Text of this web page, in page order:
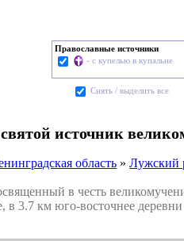
Православные источники
- с купелью в купальне
Cнять / выделить все
источник
область »Лужский
в честь
в 3.7 км юго-восточнее